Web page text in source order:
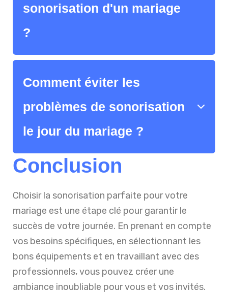
sonorisation d'un mariage
?
Comment éviter les
problèmes de sonorisation
le jour du mariage ?
Conclusion
Choisir la sonorisation parfaite pour votre
mariage est une étape clé pour garantir le
succès de votre journée. En prenant en compte
vos besoins spécifiques, en sélectionnant les
bons équipements et en travaillant avec des
professionnels, vous pouvez créer une
ambiance inoubliable pour vous et vos invités.